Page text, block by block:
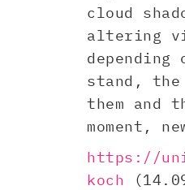
cloud
altering
stand, the
them and
moment,
https://
koch